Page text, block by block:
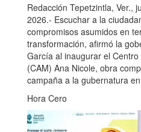
Redacción Tepetzintla, Ver.,
2026.- Escuchar a la
compromisos asumidos en
transformación, afirmó la
García al inaugurar el
(CAM) Ana Nicole, obra
campaña a la gubernatura
Hora Cero